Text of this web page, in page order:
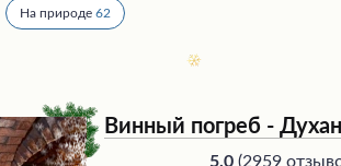
На природе 62
Винный погреб -
5.0 (2959